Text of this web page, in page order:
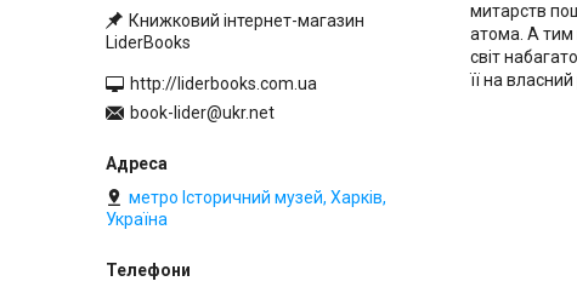
митарств
атома. А тим
світ
її на
Книжковий інтернет-магазин
LiderBooks
http://liderbooks.com.ua
book-lider@ukr.net
метро Історичний музей, Харків,
Україна